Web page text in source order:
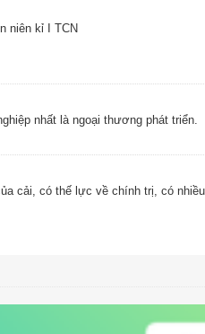
niên kỉ I TCN
nhất là ngoại thương phát triển.
cải, có thế lực về chính trị, có nhiều